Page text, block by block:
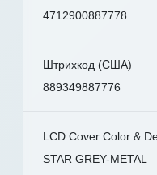
4712900887778
Штрихкод (США)
889349887776
LCD Cover Color &
STAR GREY-METAL